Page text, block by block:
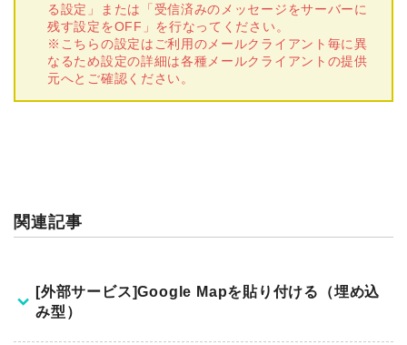
る設定」または「受信済みのメッセージをサーバーに
残す設定をOFF」を行なってください。
※こちらの設定はご利用のメールクライアント毎に異
なるため設定の詳細は各種メールクライアントの提供
元へとご確認ください。
関連記事
[外部サービス]Google Mapを貼り付ける（埋め込
み型）